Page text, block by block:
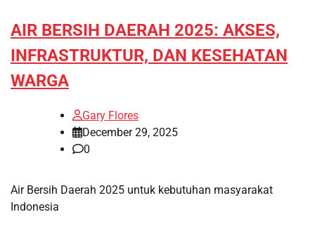
AIR BERSIH DAERAH 2025: AKSES,
INFRASTRUKTUR, DAN KESEHATAN
WARGA
Gary Flores
December 29, 2025
0
Air Bersih Daerah 2025 untuk kebutuhan masyarakat
Indonesia